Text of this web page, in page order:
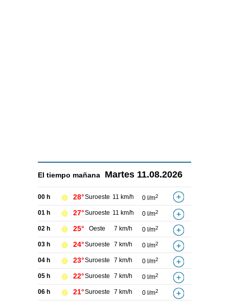
El tiempo mañana Martes 11.08.2026
00 h 28°Suroeste 11 km/h 0 l/m2
01 h 27°Suroeste 11 km/h 0 l/m2
02 h 25° Oeste 7 km/h 0 l/m2
03 h 24°Suroeste 7 km/h 0 l/m2
04 h 23°Suroeste 7 km/h 0 l/m2
05 h 22°Suroeste 7 km/h 0 l/m2
06 h 21°Suroeste 7 km/h 0 l/m2